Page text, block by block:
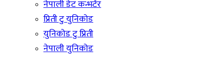
नेपाली डेट कन्भर्टर
प्रिती टु युनिकोड
युनिकोड टु प्रिती
नेपाली युनिकोड